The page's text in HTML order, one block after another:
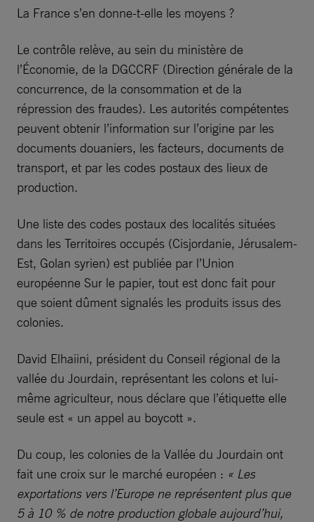
La France s’en donne-t-elle les moyens ?
Le contrôle relève, au sein du ministère de
l’Économie, de la DGCCRF (Direction générale de la
concurrence, de la consommation et de la
répression des fraudes). Les autorités compétentes
peuvent obtenir l’information sur l’origine par les
documents douaniers, les facteurs, documents de
transport, et par les codes postaux des lieux de
production.
Une liste des codes postaux des localités situées
dans les Territoires occupés (Cisjordanie, Jérusalem-
Est, Golan syrien) est publiée par l’Union
européenne Sur le papier, tout est donc fait pour
que soient dûment signalés les produits issus des
colonies.
David Elhaiini, président du Conseil régional de la
vallée du Jourdain, représentant les colons et lui-
même agriculteur, nous déclare que l’étiquette elle
seule est « un appel au boycott ».
Du coup, les colonies de la Vallée du Jourdain ont
fait une croix sur le marché européen : « Les
exportations vers l’Europe ne représentent plus que
5 à 10 % de notre production globale aujourd’hui,